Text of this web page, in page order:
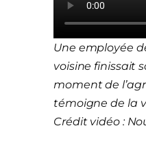
Une employée
voisine finissait
moment de
témoigne de la
Crédit vidéo :